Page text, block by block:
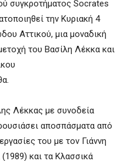
συγκροτήματος Socrates
την Κυριακή 4
Αττικού, μια μοναδική
του Βασίλη Λέκκα και
Λέκκας με συνοδεία
αποσπάσματα από
του με τον Γιάννη
και τα Κλασσικά